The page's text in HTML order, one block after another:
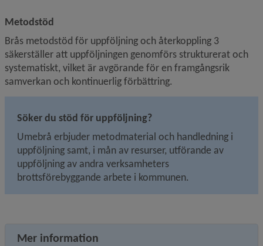
Metodstöd
Brås metodstöd för uppföljning och återkoppling 3
säkerställer att uppföljningen genomförs strukturerat och
systematiskt, vilket är avgörande för en framgångsrik
samverkan och kontinuerlig förbättring.
Söker du stöd för uppföljning?
Umebrå erbjuder metodmaterial och handledning i
uppföljning samt, i mån av resurser, utförande av
uppföljning av andra verksamheters
brottsförebyggande arbete i kommunen.
Mer information